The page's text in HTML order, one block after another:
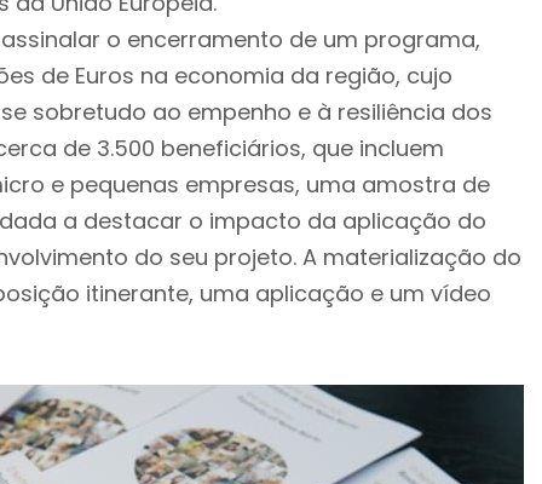
o encerramento de um programa,
de Euros na economia da região, cujo
sobretudo ao empenho e à resiliência dos
de 3.500 beneficiários, que incluem
e pequenas empresas, uma amostra de
a destacar o impacto da aplicação do
do seu projeto. A materialização do
itinerante, uma aplicação e um vídeo